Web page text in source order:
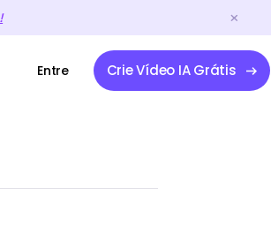
Entre Crie Vídeo IA Grátis